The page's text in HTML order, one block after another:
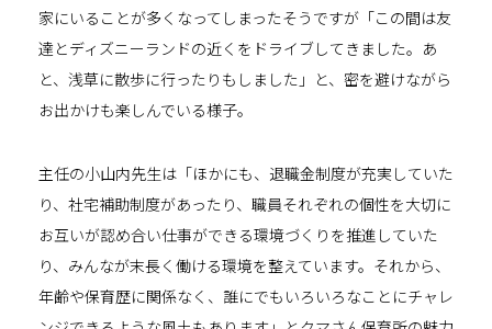
家にいることが多くなってしまったそうですが「この間は友
達とディズニーランドの近くをドライブしてきました。あ
と、浅草に散歩に行ったりもしました」と、密を避けながら
お出かけも楽しんでいる様子。
主任の小山内先生は「ほかにも、退職金制度が充実していた
り、社宅補助制度があったり、 職員それぞれの個性を大切に
お互いが認め合い仕事ができる環境づくり を推進していた
り、みんなが末長く働ける環境を整えています。それから、
年齢や保育歴に関係なく、誰にでもいろいろなことにチャレ